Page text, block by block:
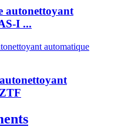
autonettoyant
I ...